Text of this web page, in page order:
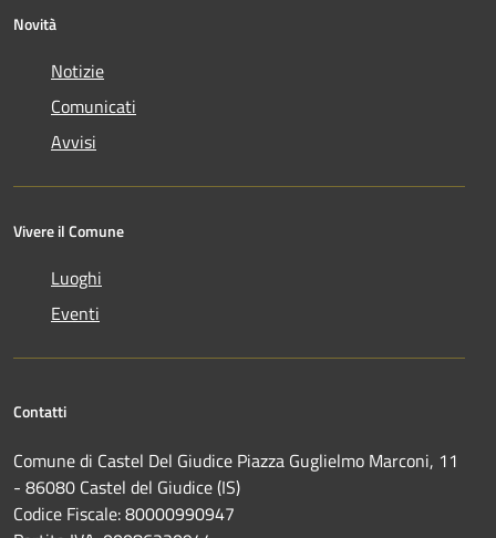
Novità
Notizie
Comunicati
Avvisi
Vivere il Comune
Luoghi
Eventi
Contatti
Comune di Castel Del Giudice Piazza Guglielmo Marconi, 11
- 86080 Castel del Giudice (IS)
Codice Fiscale: 80000990947